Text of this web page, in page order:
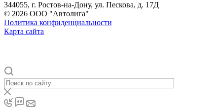
344055, г. Ростов-на-Дону, ул. Пескова, д. 17Д
© 2026 ООО "Автолига"
Политика конфиденциальности
Карта сайта